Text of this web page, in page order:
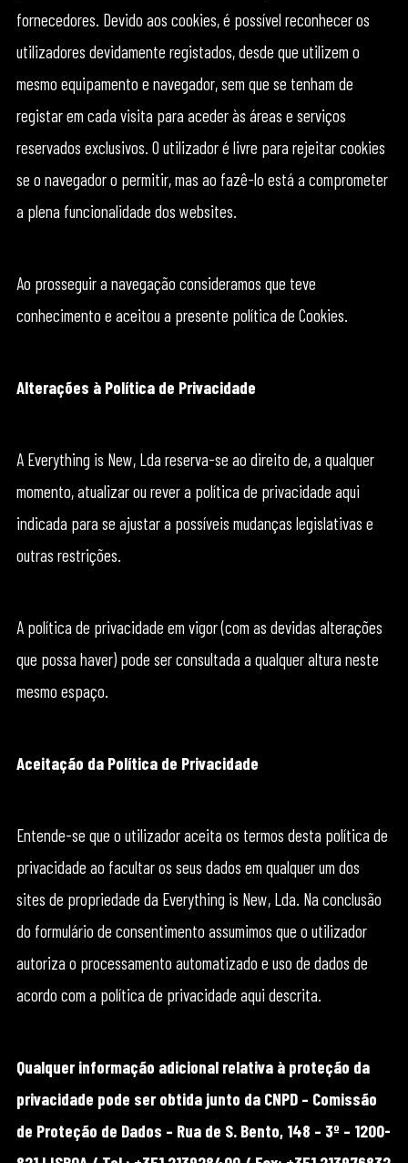
fornecedores. Devido aos cookies, é possível reconhecer os
utilizadores devidamente registados, desde que utilizem o
mesmo equipamento e navegador, sem que se tenham de
registar em cada visita para aceder às áreas e serviços
reservados exclusivos. O utilizador é livre para rejeitar cookies
se o navegador o permitir, mas ao fazê-lo está a comprometer
a plena funcionalidade dos websites.
Ao prosseguir a navegação consideramos que teve
conhecimento e aceitou a presente política de Cookies.
Alterações à Política de Privacidade
A Everything is New, Lda reserva-se ao direito de, a qualquer
momento, atualizar ou rever a política de privacidade aqui
indicada para se ajustar a possíveis mudanças legislativas e
outras restrições.
A política de privacidade em vigor (com as devidas alterações
que possa haver) pode ser consultada a qualquer altura neste
mesmo espaço.
Aceitação da Política de Privacidade
Entende-se que o utilizador aceita os termos desta política de
privacidade ao facultar os seus dados em qualquer um dos
sites de propriedade da Everything is New, Lda. Na conclusão
do formulário de consentimento assumimos que o utilizador
autoriza o processamento automatizado e uso de dados de
acordo com a política de privacidade aqui descrita.
Qualquer informação adicional relativa à proteção da
privacidade pode ser obtida junto da CNPD – Comissão
de Proteção de Dados – Rua de S. Bento, 148 – 3º – 1200-